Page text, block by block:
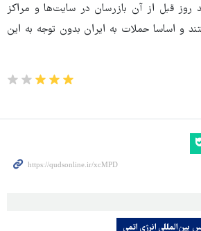
روز قبل از آن بازرسان در سایت‌ها و مراکز
و اساسا حملات به ایران بدون توجه به این
بین‌المللی انرژی اتمی